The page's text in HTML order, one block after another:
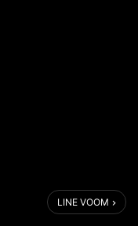
LINE VOOM